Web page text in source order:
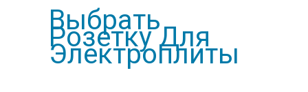
Выбрать
Розетку Для
Электроплиты